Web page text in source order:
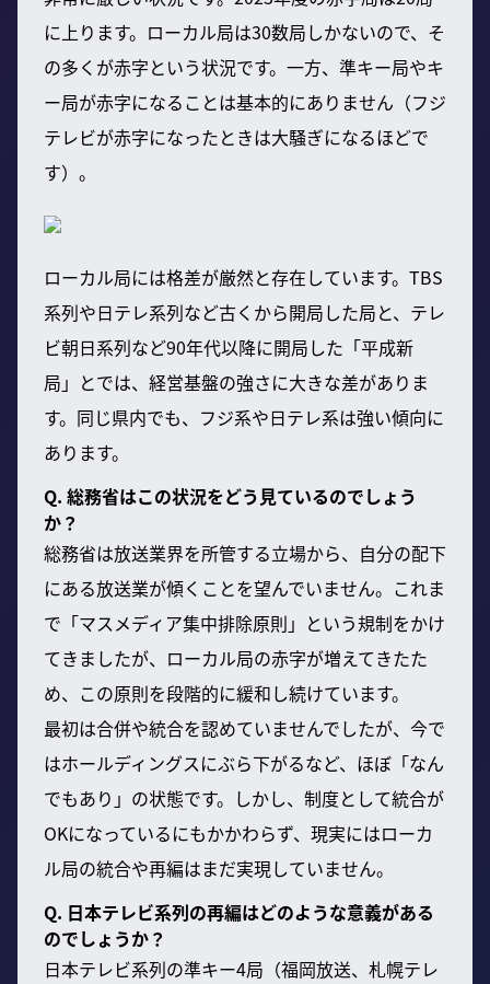
に上ります。ローカル局は30数局しかないので、そ
の多くが赤字という状況です。一方、準キー局やキ
ー局が赤字になることは基本的にありません（フジ
テレビが赤字になったときは大騒ぎになるほどで
す）。
ローカル局には格差が厳然と存在しています。TBS
系列や日テレ系列など古くから開局した局と、テレ
ビ朝日系列など90年代以降に開局した「平成新
局」とでは、経営基盤の強さに大きな差がありま
す。同じ県内でも、フジ系や日テレ系は強い傾向に
あります。
Q. 総務省はこの状況をどう見ているのでしょう
か？
総務省は放送業界を所管する立場から、自分の配下
にある放送業が傾くことを望んでいません。これま
で「マスメディア集中排除原則」という規制をかけ
てきましたが、ローカル局の赤字が増えてきたた
め、この原則を段階的に緩和し続けています。
最初は合併や統合を認めていませんでしたが、今で
はホールディングスにぶら下がるなど、ほぼ「なん
でもあり」の状態です。しかし、制度として統合が
OKになっているにもかかわらず、現実にはローカ
ル局の統合や再編はまだ実現していません。
Q. 日本テレビ系列の再編はどのような意義がある
のでしょうか？
日本テレビ系列の準キー4局（福岡放送、札幌テレ